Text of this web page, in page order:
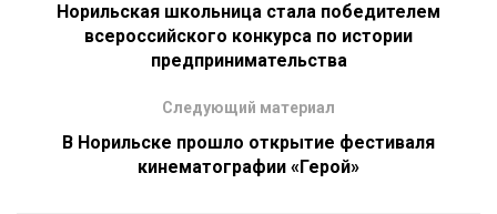
Норильская школьница стала победителем
всероссийского конкурса по истории
предпринимательства
Следующий материал
В Норильске прошло открытие фестиваля
кинематографии «Герой»